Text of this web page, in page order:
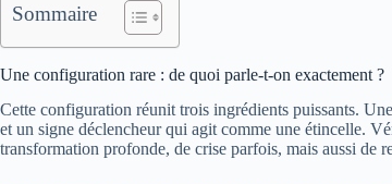
Sommaire
Une configuration rare : de quoi parle-t-on exactement ?
Cette configuration réunit trois ingrédients puissants. Une
et un signe déclencheur qui agit comme une étincelle.
transformation profonde, de crise parfois, mais aussi de